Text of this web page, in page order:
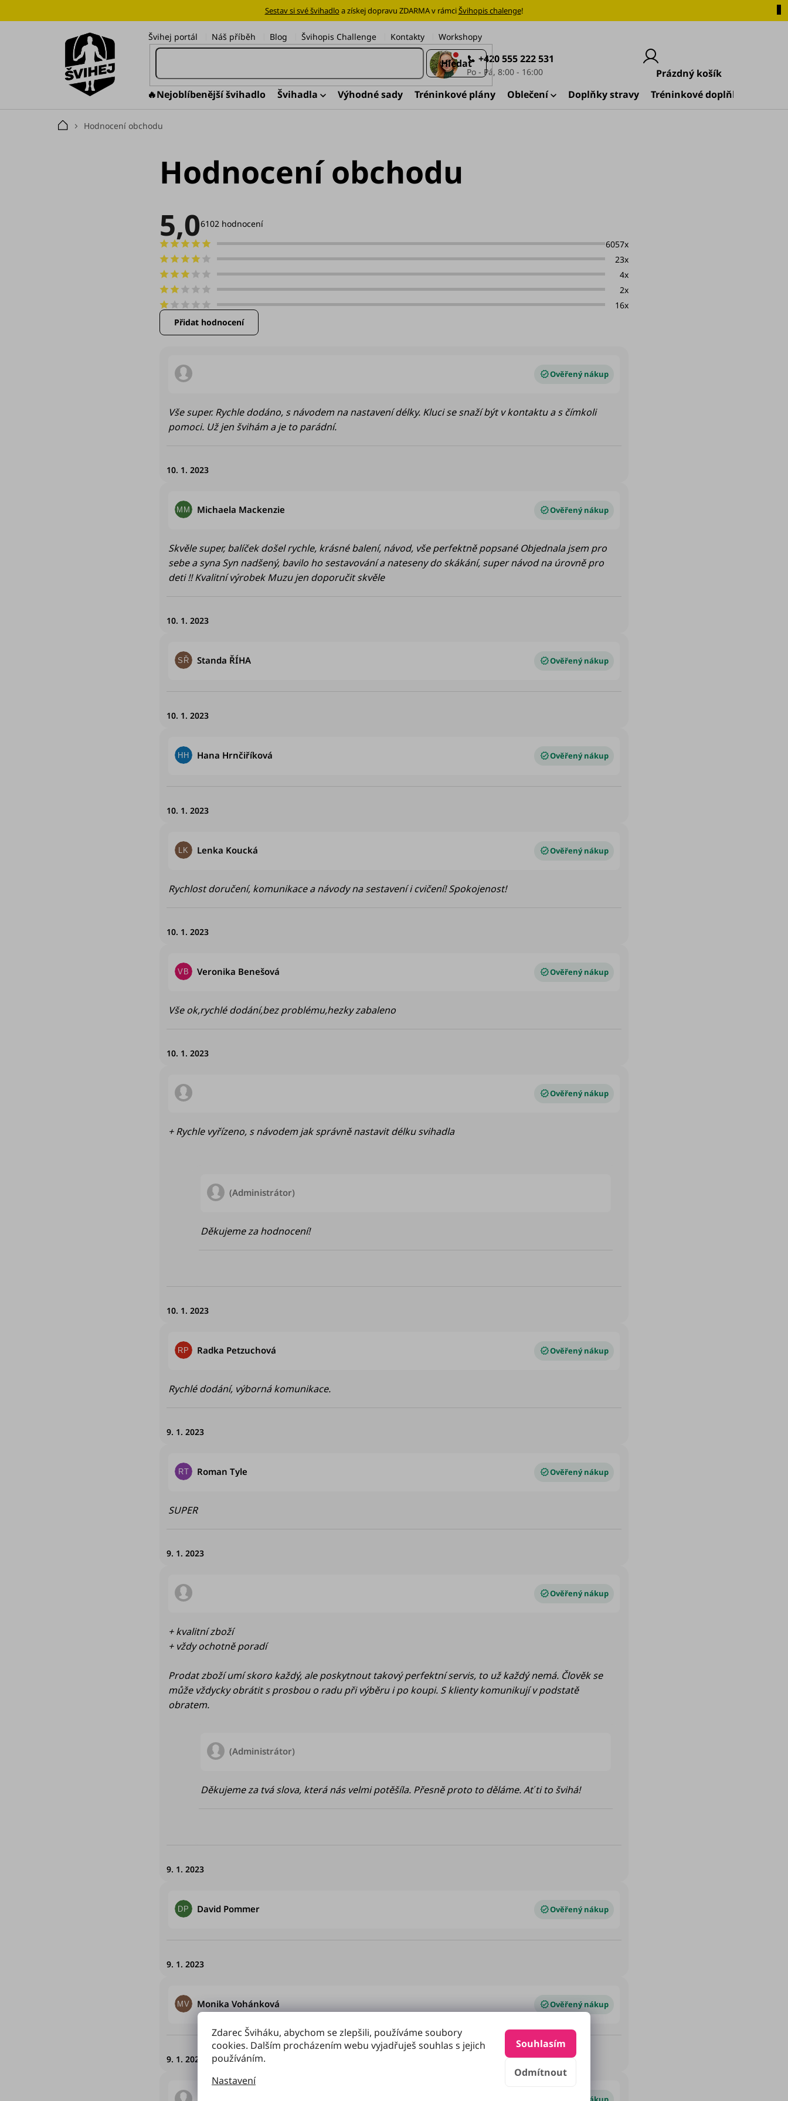
Zdarec Šviháku, abychom se zlepšili, používáme soubory
cookies. Dalším procházením webu vyjadřuješ souhlas s jejich
používáním.
Nastavení
Odmítnout
Souhlasím
Sestav si své švihadlo a získej dopravu ZDARMA v rámciŠvihopis chalenge!
+420 555 222 531
Švihej portál Náš příběh Blog Švihopis Challenge Kontakty Workshopy
Hledat
Nákupní
košík
Prázdný košík
🔥Nejoblíbenější švihadlo
Švihadla Výhodné sady Tréninkové plány Oblečení Doplňky stravy Tréninkové doplňky
Domů Hodnocení obchodu
Hodnocení obchodu
5,0hodnocení
je
5,0
z
5
hvězdiček.
6102 hodnocení
6057x
23x
4x
2x
16x
Přidat hodnocení
h
n
o
e
10. 1. 2023
Vše super. Rychle dodáno, s návodem na nastavení délky. Kluci se snaží být v kontaktu a s čímkoli
pomoci. Už jen švihám a je to parádní.
MM Michaela Mackenzie
10. 1. 2023
Skvěle super, balíček došel rychle, krásné balení, návod, vše perfektně popsané Objednala jsem pro
sebe a syna Syn nadšený, bavilo ho sestavování a nateseny do skákání, super návod na úrovně pro
deti !! Kvalitní výrobek Muzu jen doporučit skvěle
SŘ Standa ŘÍHA
10. 1. 2023
HH Hana Hrnčiříková
10. 1. 2023
LK Lenka Koucká
10. 1. 2023
Rychlost doručení, komunikace a návody na sestavení i cvičení! Spokojenost!
VB Veronika Benešová
10. 1. 2023
Vše ok,rychlé dodání,bez problému,hezky zabaleno
10. 1. 2023
+ Rychle vyřízeno, s návodem jak správně nastavit délku svihadla
(Administrátor)
Děkujeme za hodnocení!
RP Radka Petzuchová
9. 1. 2023
Rychlé dodání, výborná komunikace.
RT Roman Tyle
9. 1. 2023
SUPER
9. 1. 2023
+ kvalitní zboží
+ vždy ochotně poradí
Prodat zboží umí skoro každý, ale poskytnout takový perfektní servis, to už každý nemá. Člověk se
může vždycky obrátit s prosbou o radu při výběru i po koupi. S klienty komunikují v podstatě
obratem.
(Administrátor)
Děkujeme za tvá slova, která nás velmi potěšíla. Přesně proto to děláme. Ať ti to švihá!
DP David Pommer
9. 1. 2023
MV Monika Vohánková
9. 1. 2023